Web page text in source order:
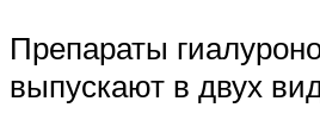
Препараты
выпускают в двух